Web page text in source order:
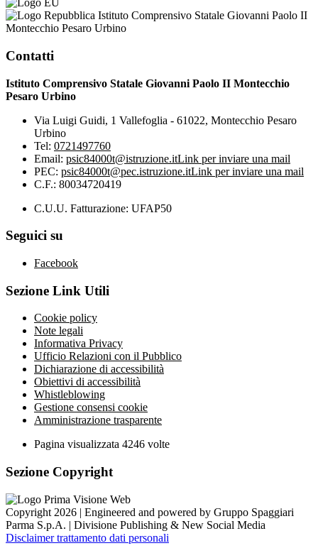
Istituto Comprensivo Statale Giovanni Paolo II
Montecchio Pesaro Urbino
Contatti
Istituto Comprensivo Statale Giovanni Paolo II Montecchio
Pesaro Urbino
Via Luigi Guidi, 1 Vallefoglia - 61022, Montecchio Pesaro
Urbino
Tel: 0721497760
Email: psic84000t@istruzione.itLink per inviare una mail
PEC: psic84000t@pec.istruzione.itLink per inviare una mail
C.F.: 80034720419
C.U.U. Fatturazione: UFAP50
Seguici su
Facebook
Sezione Link Utili
Cookie policy
Note legali
Informativa Privacy
Ufficio Relazioni con il Pubblico
Dichiarazione di accessibilità
Obiettivi di accessibilità
Whistleblowing
Gestione consensi cookie
Amministrazione trasparente
Pagina visualizzata 4246 volte
Sezione Copyright
Copyright 2026 | Engineered and powered by Gruppo Spaggiari
Parma S.p.A. | Divisione Publishing & New Social Media
Disclaimer trattamento dati personali